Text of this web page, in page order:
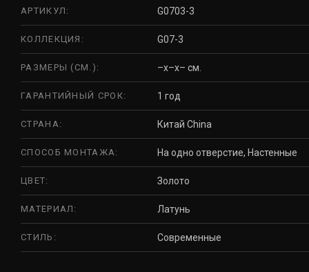
АРТИКУЛ: G0703-3
КОЛЛЕКЦИЯ: G07-3
РАЗМЕРЫ (СМ.): –x–x– см.
ГАРАНТИЙНЫЙ СРОК: 1 год
СТРАНА: Китай China
СПОСОБ МОНТАЖА: На одно отверстие, Настенные
ЦВЕТ: Золото
МАТЕРИАЛ: Латунь
СТИЛЬ: Современные